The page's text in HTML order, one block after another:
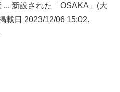
... 新設された「OSAKA」(大
載日 2023/12/06 15:02.